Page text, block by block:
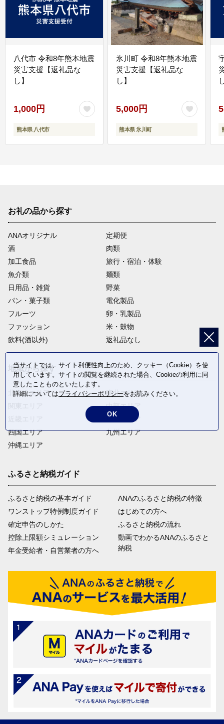
八代市 令和8年熊本地震
災害支援【返礼品な
し】
1,000円
熊本県 八代市
氷川町 令和8年熊本地震
災害支援【返礼品な
し】
5,000円
熊本県 氷川町
お礼の品から探す
ANAオリジナル
定期便
酒
肉類
加工食品
旅行・宿泊・体験
魚介類
麺類
日用品・雑貨
野菜
パン・菓子類
電化製品
フルーツ
卵・乳製品
ファッション
米・穀物
飲料(酒以外)
返礼品なし
地域から探す
北海道エリア
四国エリア
沖縄エリア
東北エリア
中部エリア
中国エリア
九州エリア
ふるさと納税ガイド
ふるさと納税の基本ガイド
ワンストップ特例制度ガイド
確定申告のしかた
控除上限額シミュレーション
年金受給者・自営業者の方へ
ANAのふるさと納税の特徴
はじめての方へ
ふるさと納税の流れ
動画でわかるANAのふるさと
納税
当サイトでは、サイト利便性向上のため、クッキー（Cookie）を使
用しています。サイトの閲覧を継続された場合、Cookieの利用に同
意したことものといたします。
詳細についてはプライバシーポリシーをお読みください。
OK